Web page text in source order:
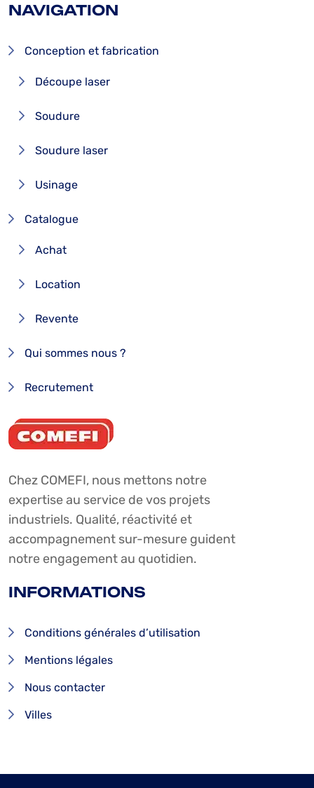
NAVIGATION
Conception et fabrication
Découpe laser
Soudure
Soudure laser
Usinage
Catalogue
Achat
Location
Revente
Qui sommes nous ?
Recrutement
Chez COMEFI, nous mettons notre
expertise au service de vos projets
industriels. Qualité, réactivité et
accompagnement sur-mesure guident
notre engagement au quotidien.
INFORMATIONS
Conditions générales d’utilisation
Mentions légales
Nous contacter
Villes